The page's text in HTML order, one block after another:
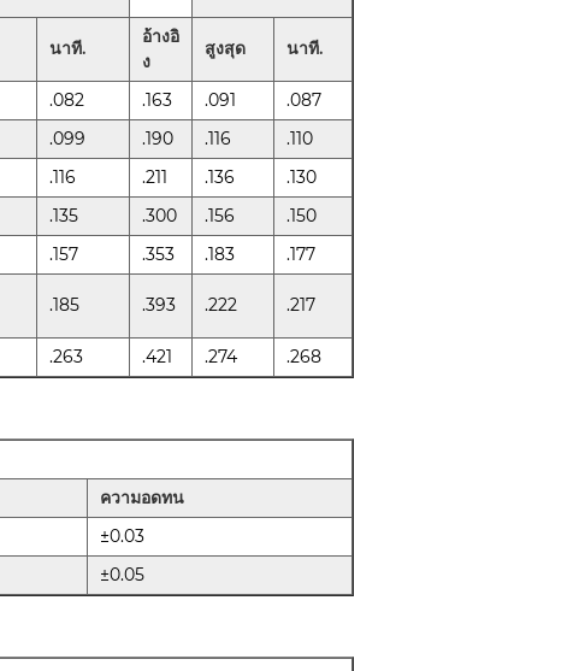
นาที.
อ้างอิ
ง
สูงสุด นาที.
.082 .163 .091
.087
.099 .190 .116
.110
.116 .211 .136
.130
.135 .300 .156
.150
.157 .353 .183
.177
.185 .393 .222 .217
.263 .421 .274 .268
ความอดทน
±0.03
±0.05